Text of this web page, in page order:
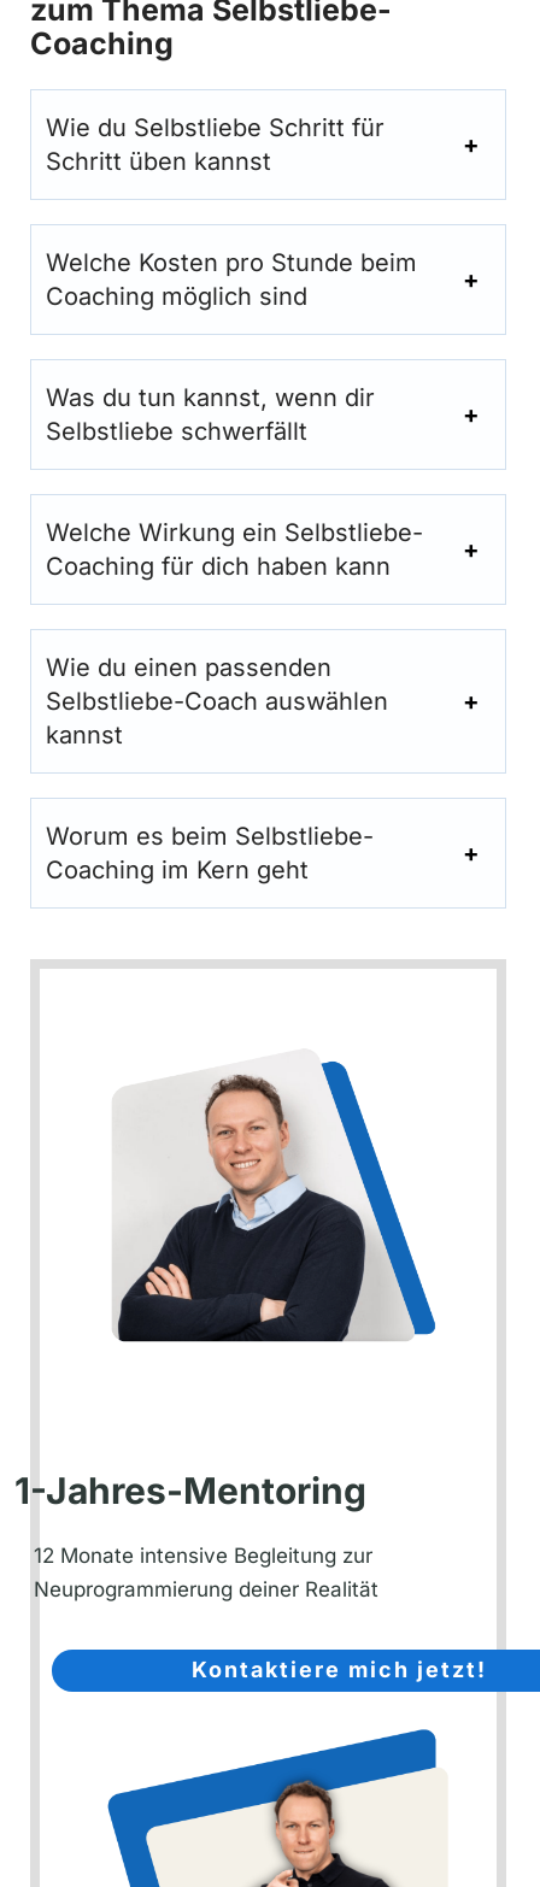
zum Thema Selbstliebe-
Coaching
Wie du Selbstliebe Schritt für
Schritt üben kannst
Welche Kosten pro Stunde beim
Coaching möglich sind
Was du tun kannst, wenn dir
Selbstliebe schwerfällt
Welche Wirkung ein Selbstliebe-
Coaching für dich haben kann
Wie du einen passenden
Selbstliebe-Coach auswählen
kannst
Worum es beim Selbstliebe-
Coaching im Kern geht
1-Jahres-Mentoring
12 Monate intensive Begleitung zur
Neuprogrammierung deiner Realität
Kontaktiere mich jetzt!